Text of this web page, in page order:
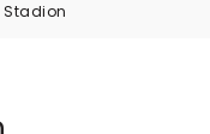
Stadion